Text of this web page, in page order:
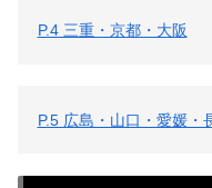
P.4 三重・京都・大阪
P.5 広島・山口・愛媛・